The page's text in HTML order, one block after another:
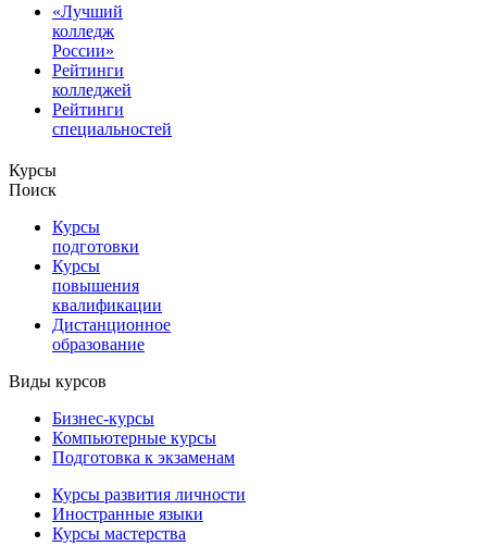
«Лучший
колледж
России»
Рейтинги
колледжей
Рейтинги
специальностей
Курсы
Поиск
Курсы
подготовки
Курсы
повышения
квалификации
Дистанционное
образование
Виды курсов
Бизнес-курсы
Компьютерные курсы
Подготовка к экзаменам
Курсы развития личности
Иностранные языки
Курсы мастерства